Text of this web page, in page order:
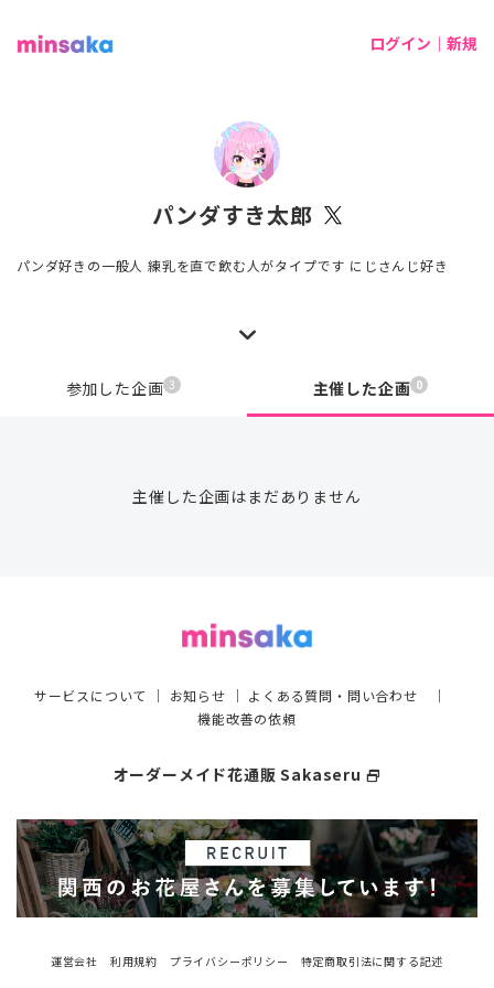
ログイン｜新規
パンダすき太郎
パンダ好きの一般人 練乳を直で飲む人がタイプです にじさんじ好き
参加した企画 3 主催した企画 0
主催した企画はまだありません
サービスについて ｜ お知らせ ｜ よくある質問・問い合わせ ｜
機能改善の依頼
オーダーメイド花通販 Sakaseru select_window
運営会社 利用規約 プライバシーポリシー
特定商取引法に関する記述